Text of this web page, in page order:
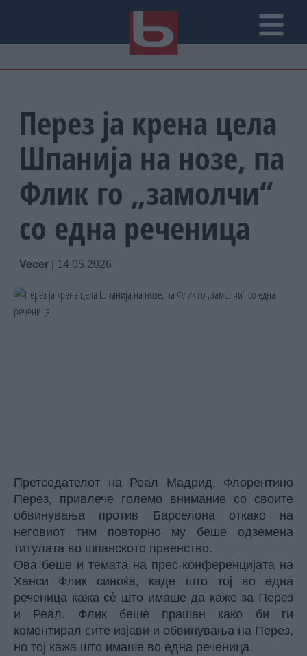
Перез ја крена цела
Шпанија на нозе, па
Флик го „замолчи“
со една реченица
Vecer 14.05.2026
Претседателот на Реал Мадрид, Флорентино
Перез, привлече големо внимание со своите
обвинувања против Барселона откако на
неговиот тим повторно му беше одземена
титулата во шпанското првенство.
Ова беше и темата на прес-конференцијата на
Ханси Флик синоќа, каде што тој во една
реченица кажа сè што имаше да каже за Перез
и Реал. Флик беше прашан како би ги
коментирал сите изјави и обвинувања на Перез,
но тој кажа што имаше во една реченица.